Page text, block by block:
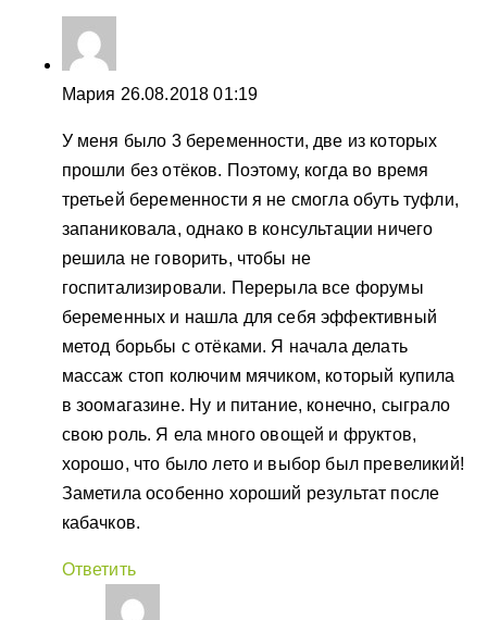
Мария 26.08.2018 01:19
У меня было 3 беременности, две из которых
прошли без отёков. Поэтому, когда во время
третьей беременности я не смогла обуть туфли,
запаниковала, однако в консультации ничего
решила не говорить, чтобы не
госпитализировали. Перерыла все форумы
беременных и нашла для себя эффективный
метод борьбы с отёками. Я начала делать
массаж стоп колючим мячиком, который купила
в зоомагазине. Ну и питание, конечно, сыграло
свою роль. Я ела много овощей и фруктов,
хорошо, что было лето и выбор был превеликий!
Заметила особенно хороший результат после
кабачков.
Ответить